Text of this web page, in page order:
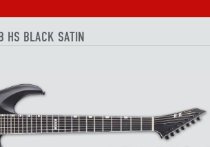
HS BLACK SATIN